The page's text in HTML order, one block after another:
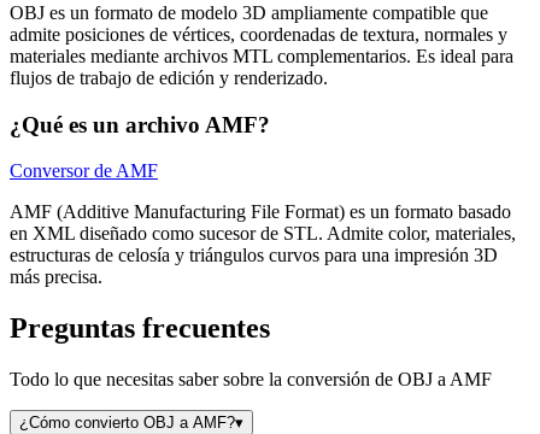
OBJ es un formato de modelo 3D ampliamente compatible que
admite posiciones de vértices, coordenadas de textura, normales y
materiales mediante archivos MTL complementarios. Es ideal para
flujos de trabajo de edición y renderizado.
¿Qué es un archivo AMF?
Conversor de AMF
AMF (Additive Manufacturing File Format) es un formato basado
en XML diseñado como sucesor de STL. Admite color, materiales,
estructuras de celosía y triángulos curvos para una impresión 3D
más precisa.
Preguntas frecuentes
Todo lo que necesitas saber sobre la conversión de OBJ a AMF
¿Cómo convierto OBJ a AMF?▾